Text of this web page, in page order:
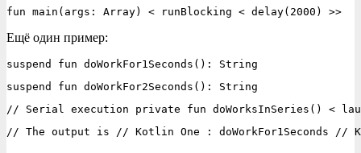
fun main(args: Array) < runBlocking < delay(2000) >>
Ещё один пример:
suspend fun doWorkFor1Seconds(): String
suspend fun doWorkFor2Seconds(): String
// Serial execution private fun doWorksInSeries() <
// The output is // Kotlin One : doWorkFor1Seconds //